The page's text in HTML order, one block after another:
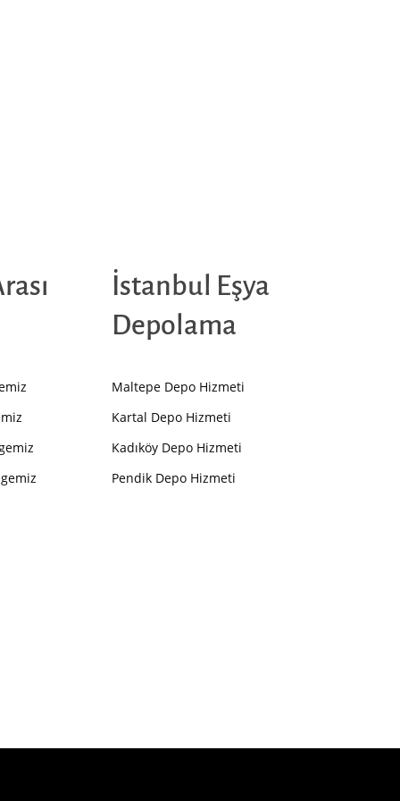
İstanbul Eşya
Depolama
Maltepe Depo Hizmeti
Kartal Depo Hizmeti
Kadıköy Depo Hizmeti
Pendik Depo Hizmeti